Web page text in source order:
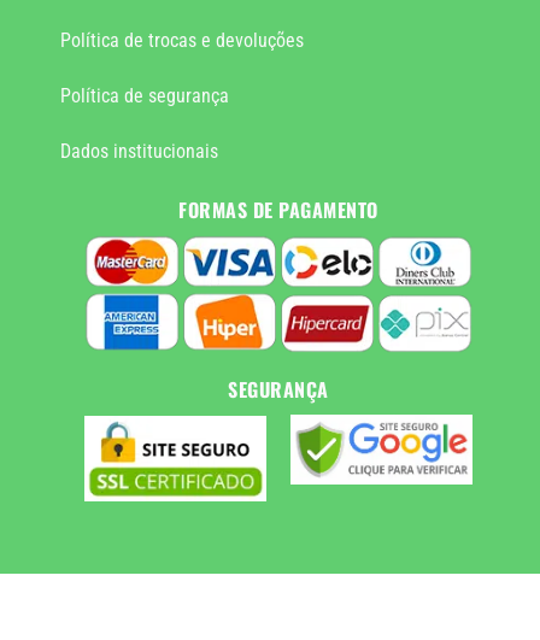
Política de trocas e devoluções
Política de segurança
Dados institucionais
FORMAS DE PAGAMENTO
SEGURANÇA